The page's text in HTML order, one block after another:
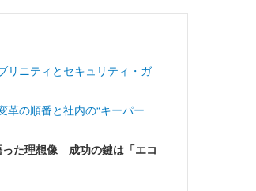
リニティとセキュリティ・ガ
革の順番と社内の“キーパー
った理想像 成功の鍵は「エコ